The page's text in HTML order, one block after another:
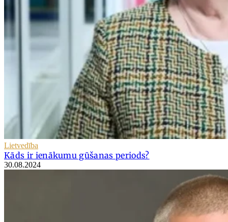
Lietvedība
Kāds ir ienākumu gūšanas periods?
30.08.2024